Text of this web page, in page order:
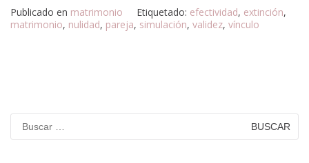
Publicado en matrimonio Etiquetado: efectividad, extinción,
matrimonio, nulidad, pareja, simulación, validez, vínculo